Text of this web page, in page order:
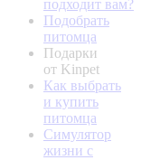
подходит вам?
Подобрать
питомца
Подарки
от Kinpet
Как выбрать
и купить
питомца
Симулятор
жизни с